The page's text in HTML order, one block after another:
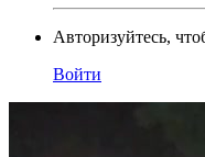
Авторизуйтесь,
Войти